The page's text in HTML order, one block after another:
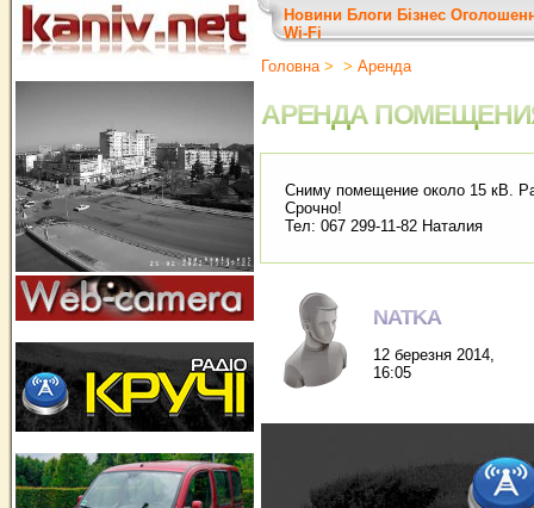
Новини Блоги Бізнес
Wi-Fi
Головна> > Аренда
АРЕНДА
Сниму помещение около 15 кВ.
Срочно!
Тел: 067 299-11-82 Наталия
NATKA
12 березня 2014,
16:05